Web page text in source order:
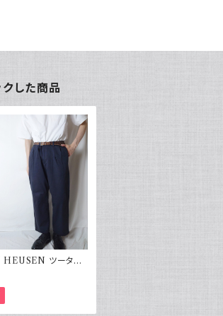
した商品
HEUSEN ツータッ
ェード 古着